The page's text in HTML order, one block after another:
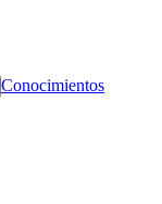
Conocimientos